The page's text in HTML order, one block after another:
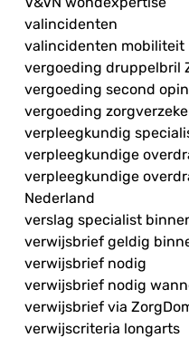
valincidenten
valincidenten mobiliteit
vergoeding druppelbril
vergoeding second
vergoeding
verpleegkundig
verpleegkundige
verpleegkundige
Nederland
verslag specialist
verwijsbrief geldig
verwijsbrief nodig
verwijsbrief nodig
verwijsbrief via
verwijscriteria longarts